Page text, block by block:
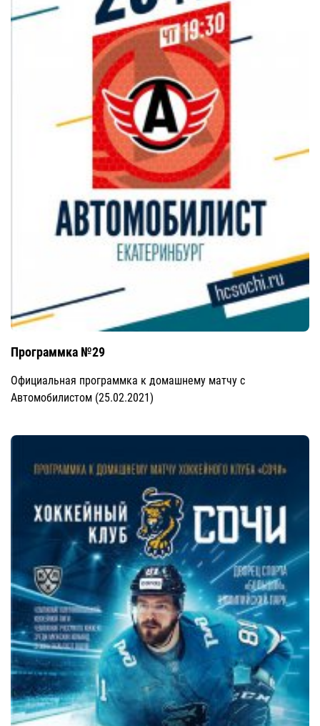
Программка №29
Официальная программка к домашнему матчу с
Автомобилистом (25.02.2021)